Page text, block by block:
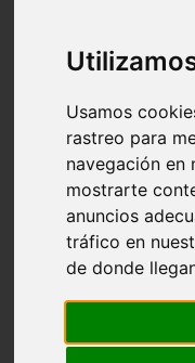
Usamos
rastreo para
navegación en
mostrarte
anuncios
tráfico en
de donde
Cantabria - suances
Sevilla - bormujos
Málaga - júzcar
Huesca - alquézar
Huesca - castejón-
Lleida - alt-àneu
Córdoba -
Navarra - zangoza
Cantabria - arenas-
Barcelona - la-
Murcia - cartagena
Madrid - nuevo-